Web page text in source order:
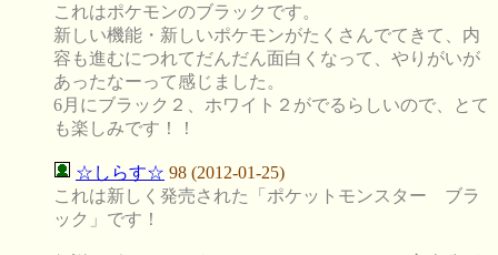
これはポケモンのブラックです。
新しい機能・新しいポケモンがたくさんでてきて、内
容も進むにつれてだんだん面白くなって、やりがいが
あったなーって感じました。
6月にブラック２、ホワイト２がでるらしいので、とて
も楽しみです！！
☆しらす☆ 98 (2012-01-25)
これは新しく発売された「ポケットモンスター ブラ
ック」です！